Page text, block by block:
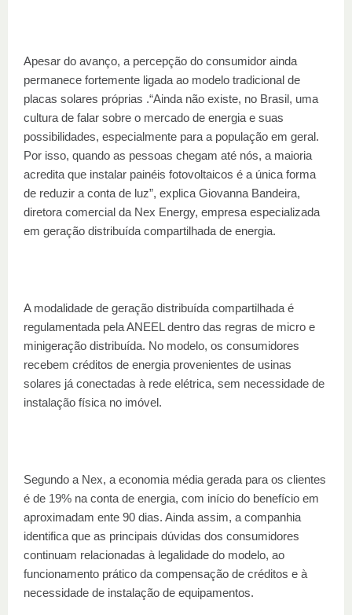
Apesar do avanço, a percepção do consumidor ainda
permanece fortemente ligada ao modelo tradicional de
placas solares próprias .“Ainda não existe, no Brasil, uma
cultura de falar sobre o mercado de energia e suas
possibilidades, especialmente para a população em geral.
Por isso, quando as pessoas chegam até nós, a maioria
acredita que instalar painéis fotovoltaicos é a única forma
de reduzir a conta de luz”, explica Giovanna Bandeira,
diretora comercial da Nex Energy, empresa especializada
em geração distribuída compartilhada de energia.
A modalidade de geração distribuída compartilhada é
regulamentada pela ANEEL dentro das regras de micro e
minigeração distribuída. No modelo, os consumidores
recebem créditos de energia provenientes de usinas
solares já conectadas à rede elétrica, sem necessidade de
instalação física no imóvel.
Segundo a Nex, a economia média gerada para os clientes
é de 19% na conta de energia, com início do benefício em
aproximadam ente 90 dias. Ainda assim, a companhia
identifica que as principais dúvidas dos consumidores
continuam relacionadas à legalidade do modelo, ao
funcionamento prático da compensação de créditos e à
necessidade de instalação de equipamentos.